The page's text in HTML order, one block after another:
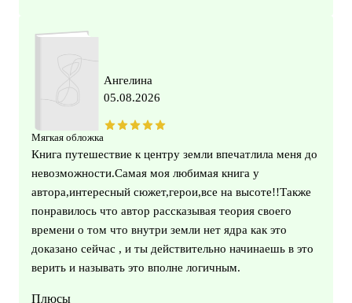
Мягкая обложка
Ангелина
05.08.2026
Книга путешествие к центру земли впечатлила меня до
невозможности.Самая моя любимая книга у
автора,интересный сюжет,герои,все на высоте!!Также
понравилось что автор рассказывая теория своего
времени о том что внутри земли нет ядра как это
доказано сейчас , и ты действительно начинаешь в это
верить и называть это вполне логичным.
Плюсы